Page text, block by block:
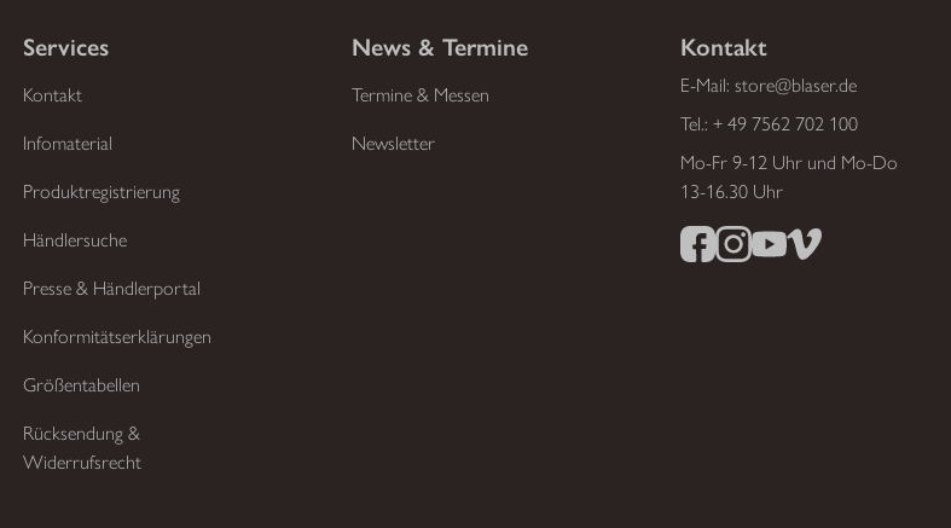
Services
Kontakt
Infomaterial
Produktregistrierung
Händlersuche
Presse & Händlerportal
Konformitätserklärungen
Größentabellen
Rücksendung &
Widerrufsrecht
News & Termine
Termine & Messen
Newsletter
Kontakt
E-Mail: store@blaser.de
Tel.: + 49 7562 702 100
Mo-Fr 9-12 Uhr und Mo-Do
13-16.30 Uhr